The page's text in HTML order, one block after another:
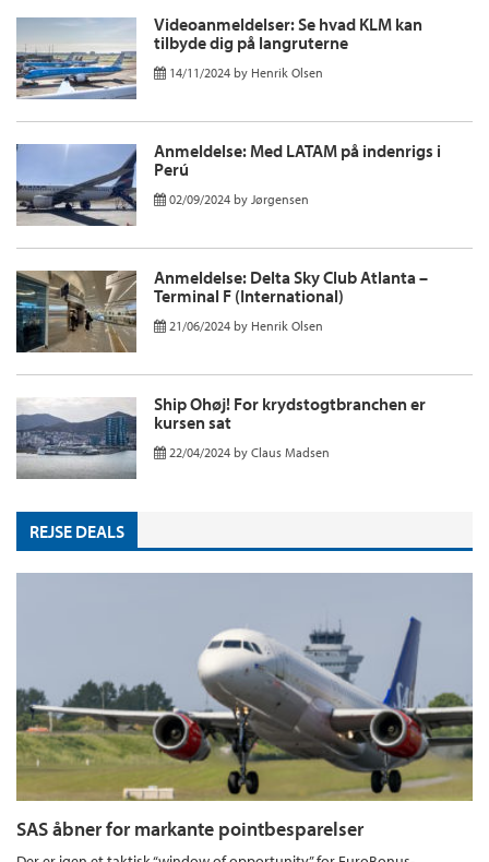
Videoanmeldelser: Se hvad KLM kan
tilbyde dig på langruterne
14/11/2024 by Henrik Olsen
Anmeldelse: Med LATAM på indenrigs i
Perú
02/09/2024 by Jørgensen
Anmeldelse: Delta Sky Club Atlanta –
Terminal F (International)
21/06/2024 by Henrik Olsen
Ship Ohøj! For krydstogtbranchen er
kursen sat
22/04/2024 by Claus Madsen
REJSE DEALS
SAS åbner for markante pointbesparelser